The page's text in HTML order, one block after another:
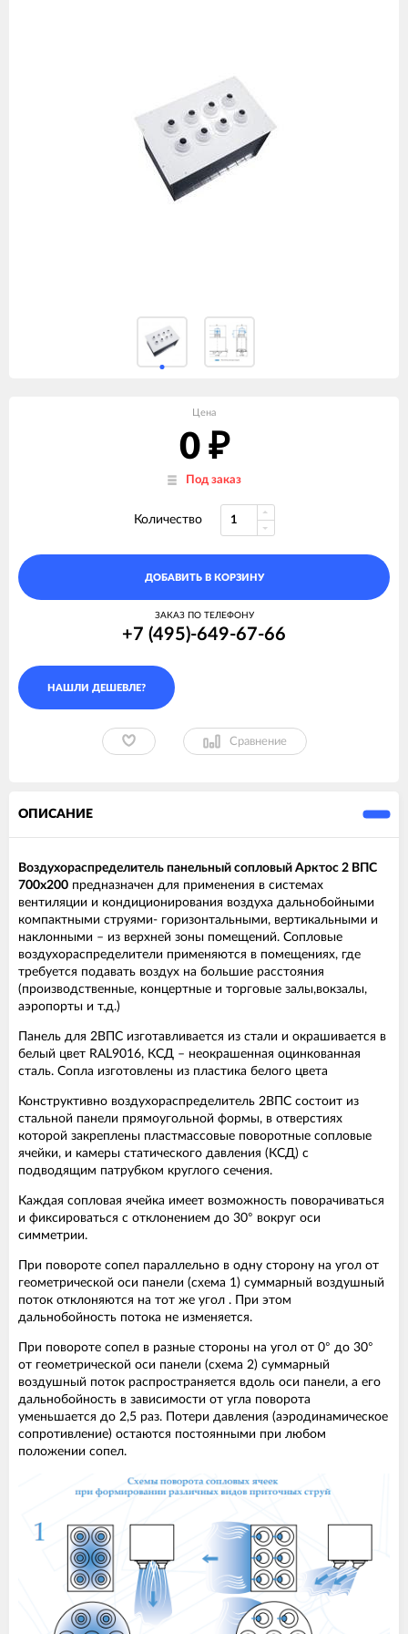
Цена
0 ₽
Под заказ
Количество
ДОБАВИТЬ В КОРЗИНУ
ЗАКАЗ ПО ТЕЛЕФОНУ
+7 (495)-649-67-66
Сравнение
ОПИСАНИЕ
Воздухораспределитель панельный сопловый Арктос 2 ВПС
700х200 предназначен для применения в системах
вентиляции и кондиционирования воздуха дальнобойными
компактными струями- горизонтальными, вертикальными и
наклонными – из верхней зоны помещений. Сопловые
воздухораспределители применяются в помещениях, где
требуется подавать воздух на большие расстояния
(производственные, концертные и торговые залы,вокзалы,
аэропорты и т.д.)
Панель для 2ВПС изготавливается из стали и окрашивается в
белый цвет RAL9016, КСД – неокрашенная оцинкованная
сталь. Сопла изготовлены из пластика белого цвета
Конструктивно воздухораспределитель 2ВПС состоит из
стальной панели прямоугольной формы, в отверстиях
которой закреплены пластмассовые поворотные сопловые
ячейки, и камеры статического давления (КСД) с
подводящим патрубком круглого сечения.
Каждая сопловая ячейка имеет возможность поворачиваться
и фиксироваться с отклонением до 30° вокруг оси
симметрии.
При повороте сопел параллельно в одну сторону на угол от
геометрической оси панели (схема 1) суммарный воздушный
поток отклоняются на тот же угол . При этом
дальнобойность потока не изменяется.
При повороте сопел в разные стороны на угол от 0° до 30°
от геометрической оси панели (схема 2) суммарный
воздушный поток распространяется вдоль оси панели, а его
дальнобойность в зависимости от угла поворота
уменьшается до 2,5 раз. Потери давления (аэродинамическое
сопротивление) остаются постоянными при любом
положении сопел.